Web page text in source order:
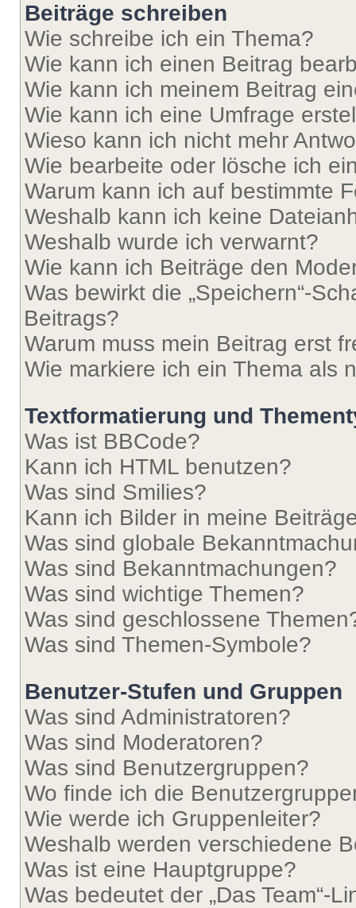
Beiträge schreiben
Wie schreibe ich ein Thema?
Wie kann ich einen Beitrag
Wie kann ich meinem Beitrag
Wie kann ich eine Umfrage
Wieso kann ich nicht mehr
Wie bearbeite oder lösche ich
Warum kann ich auf bestimmte
Weshalb kann ich keine
Weshalb wurde ich verwarnt?
Wie kann ich Beiträge den
Was bewirkt die „Speichern“-
Beitrags?
Warum muss mein Beitrag erst
Wie markiere ich ein Thema als
Textformatierung und
Was ist BBCode?
Kann ich HTML benutzen?
Was sind Smilies?
Kann ich Bilder in meine
Was sind globale
Was sind Bekanntmachungen?
Was sind wichtige Themen?
Was sind geschlossene
Was sind Themen-Symbole?
Benutzer-Stufen und Gruppen
Was sind Administratoren?
Was sind Moderatoren?
Was sind Benutzergruppen?
Wo finde ich die
Wie werde ich Gruppenleiter?
Weshalb werden verschiedene
Was ist eine Hauptgruppe?
Was bedeutet der „Das Team“-